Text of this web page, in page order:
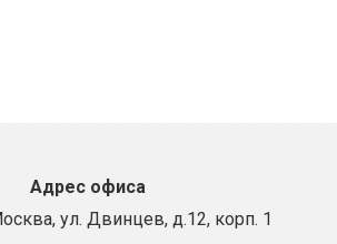
Адрес офиса
ул. Двинцев, д.12, корп. 1